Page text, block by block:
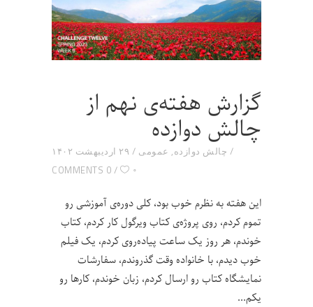
گزارش هفته‌ی نهم از
چالش دوازده
۲۹ اردیبهشت ۱۴۰۲ چالش دوازده, عمومی
0 COMMENTS
۰
این هفته به نظرم خوب بود، کلی دوره‌ی آموزشی رو
تموم کردم، روی پروژه‌ی کتاب ویرگول کار کردم، کتاب
خوندم، هر روز یک ساعت پیاده‌روی کردم، یک فیلم
خوب دیدم، با خانواده وقت گذروندم، سفارشات
نمایشگاه کتاب رو ارسال کردم، زبان خوندم، کارها رو
یکم